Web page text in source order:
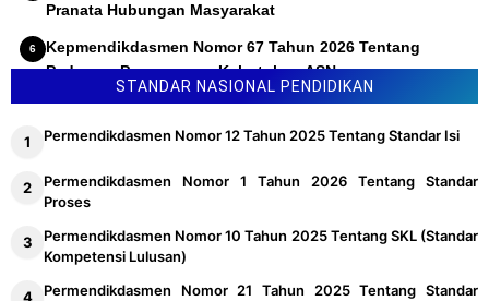
Pranata Hubungan Masyarakat
Kepmendikdasmen Nomor 67 Tahun 2026 Tentang
Pedoman Penyusunan Kebutuhan ASN
STANDAR NASIONAL PENDIDIKAN
Permendikdasmen Nomor 12 Tahun 2025 Tentang Standar Isi
Permendikdasmen Nomor 1 Tahun 2026 Tentang Standar
Proses
Permendikdasmen Nomor 10 Tahun 2025 Tentang SKL (Standar
Kompetensi Lulusan)
Permendikdasmen Nomor 21 Tahun 2025 Tentang Standar